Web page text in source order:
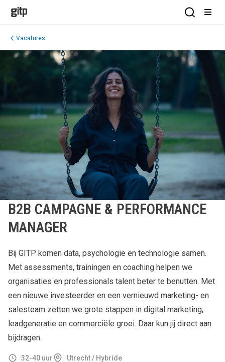
GITP
Open
Vacatures
B2B CAMPAGNE & PERFORMANCE
MANAGER
Bij GITP komen data, psychologie en technologie samen.
Met assessments, trainingen en coaching helpen we
organisaties en professionals talent beter te benutten. Met
een nieuwe investeerder en een vernieuwd marketing- en
salesteam zetten we grote stappen in digital marketing,
leadgeneratie en commerciële groei. Daar kun jij direct aan
bijdragen.
32-40 uur Utrecht / Hybride